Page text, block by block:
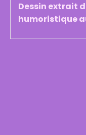
Dessin extrait
humoristique